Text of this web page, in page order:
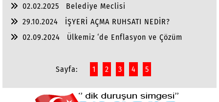
02.02.2025
Belediye Meclisi
29.10.2024
İŞYERİ AÇMA RUHSATI NEDİR?
02.09.2024
Ülkemiz ‘de Enflasyon ve Çözüm
Sayfa: 1 2 3 4 5